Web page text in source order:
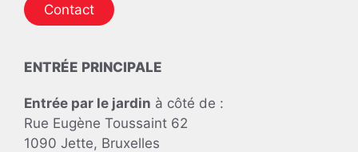
Contact
ENTRÉE PRINCIPALE
Entrée par le jardin à côté de :
Rue Eugène Toussaint 62
1090 Jette, Bruxelles